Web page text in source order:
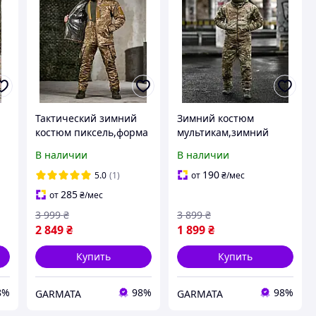
Тактический зимний
костюм пиксель,форма
ЗСУ,зимняя форма
пиксель,костюм
бушлат штаны
зсу,форма зима
зсу,теплая форм
В наличии
5.0 (1)
от285 ₴/мес
2 849 ₴
3 999 ₴
Купить
GARMATA 98%
Зимний костюм
мультикам,зимний
военная
зимняя,костюм
зсу
В наличии
от 190₴/мес
1 899₴
3 899 ₴
Купить
GARMATA 98%